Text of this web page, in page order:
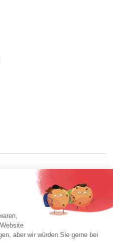
aber wir würden Sie gerne bei